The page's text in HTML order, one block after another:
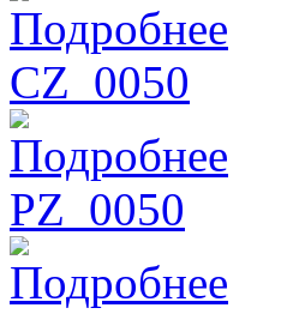
Подробнее
CZ_0050
Подробнее
PZ_0050
Подробнее